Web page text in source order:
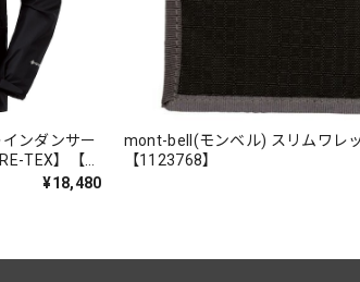
ンダンサー
TEX】【送
¥18,480
mont-bell(モンベル) スリムワレ
【1123768】